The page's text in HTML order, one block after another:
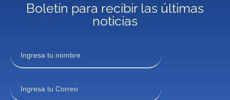
Boletín para recibir las últimas
noticias